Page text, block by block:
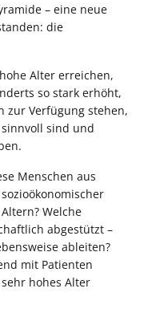
– eine neue
die
Alter erreichen,
so stark erhöht,
zur Verfügung stehen,
sind und
Menschen aus
Welche
abgestützt –
ableiten?
mit Patienten
hohes Alter